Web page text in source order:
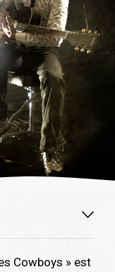
Cowboys » est